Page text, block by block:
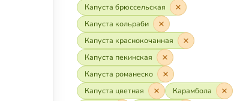
Капуста брюссельская
Капуста кольраби
Капуста краснокочанная
Капуста пекинская
Капуста романеско
Капуста цветная
Карамбола